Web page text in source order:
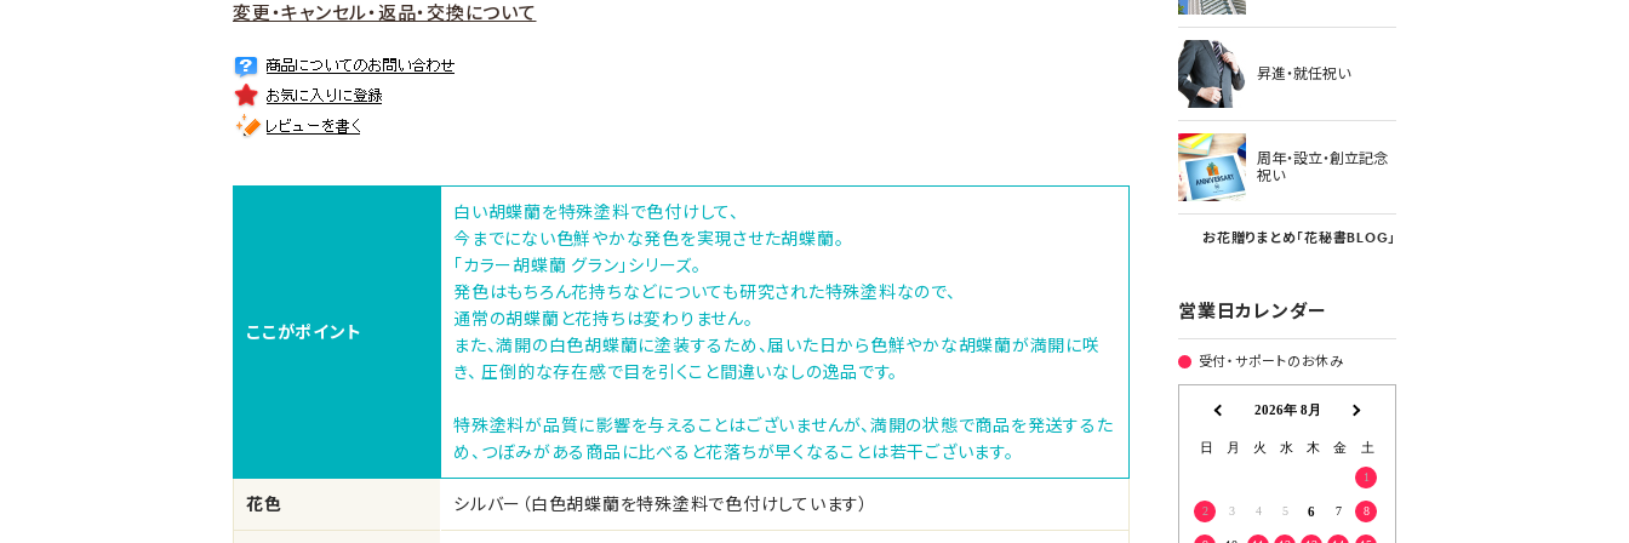
変更・キャンセル・返品・交換について
ここがポイント
白い胡蝶蘭を特殊塗料で色付けして、
今までにない色鮮やかな発色を実現させた胡蝶蘭。
「カラー胡蝶蘭 グラン」シリーズ。
発色はもちろん花持ちなどについても研究された特殊塗料なので、
通常の胡蝶蘭と花持ちは変わりません。
また、満開の白色胡蝶蘭に塗装するため、届いた日から色鮮やかな胡蝶蘭が満開に咲
き、 圧倒的な存在感で目を引くこと間違いなしの逸品です。
特殊塗料が品質に影響を与えることはございませんが、満開の状態で商品を発送するた
め、つぼみがある商品に比べると花落ちが早くなることは若干ございます。
花色 シルバー（白色胡蝶蘭を特殊塗料で色付けしています）
昇進・就任祝い
周年・設立・創立記念
祝い
お花贈りまとめ「花秘書BLOG」
営業日カレンダー
受付・サポートのお休み